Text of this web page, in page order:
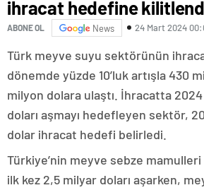
ihracat hedefine
ABONE OL News 24 Mart 2024
Türk meyve suyu sektörünün
dönemde yüzde 10’luk artışla 430
milyon dolara ulaştı. İhracatta 2024
doları aşmayı hedefleyen sektör,
dolar ihracat hedefi belirledi.
Türkiye’nin meyve sebze mamulleri
ilk kez 2,5 milyar doları aşarken,